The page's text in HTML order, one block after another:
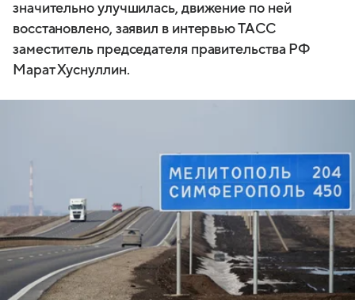
значительно улучшилась, движение по ней
восстановлено, заявил в интервью ТАСС
заместитель председателя правительства РФ
Марат Хуснуллин.